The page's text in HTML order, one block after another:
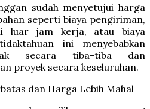
sudah menyetujui harga
seperti biaya pengiriman,
luar jam kerja, atau biaya
ini menyebabkan
secara tiba-tiba dan
proyek secara keseluruhan.
dan Harga Lebih Mahal